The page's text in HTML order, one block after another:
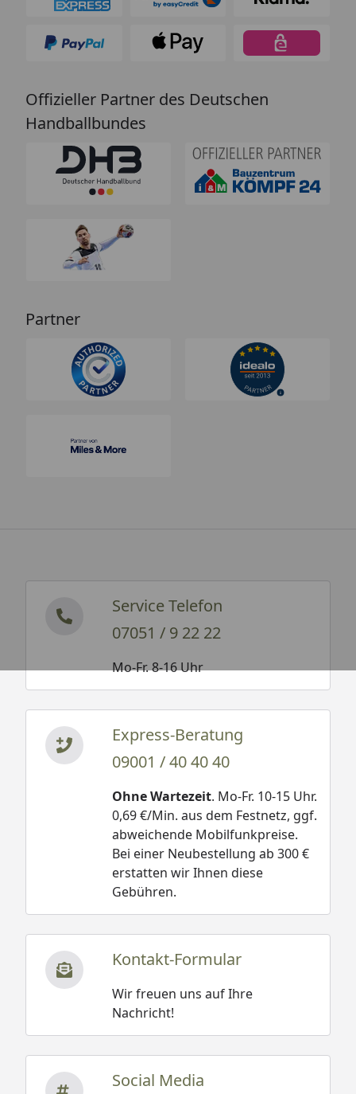
Offizieller Partner des Deutschen
Handballbundes
Partner
Service Telefon
07051 / 9 22 22
Mo-Fr. 8-16 Uhr
Express-Beratung
09001 / 40 40 40
Ohne Wartezeit. Mo-Fr. 10-15 Uhr.
0,69 €/Min. aus dem Festnetz, ggf.
abweichende Mobilfunkpreise.
Bei einer Neubestellung ab 300 €
erstatten wir Ihnen diese
Gebühren.
Kontakt-Formular
Wir freuen uns auf Ihre
Nachricht!
Social Media